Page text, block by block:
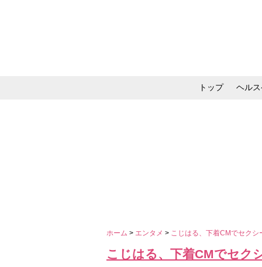
トップ ヘル
ホーム > エンタメ > こじはる、下着CMでセク
こじはる、下着CMでセ